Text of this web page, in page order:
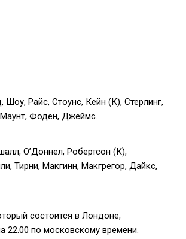
Шоу, Райс, Стоунс, Кейн (К), Стерлинг,
Фоден, Джеймс.
О’Доннел, Робертсон (К),
Тирни, Макгинн, Макгрегор, Дайкс,
состоится в Лондоне,
22.00 по московскому времени.